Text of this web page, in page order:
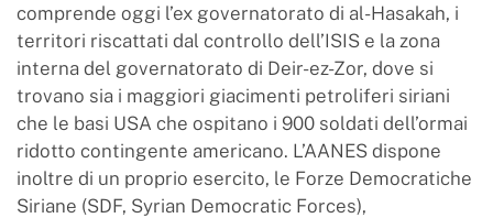
comprende oggi l’ex governatorato di al-Hasakah, i
territori riscattati dal controllo dell’ISIS e la zona
interna del governatorato di Deir-ez-Zor, dove si
trovano sia i maggiori giacimenti petroliferi siriani
che le basi USA che ospitano i 900 soldati dell’ormai
ridotto contingente americano. L’AANES dispone
inoltre di un proprio esercito, le Forze Democratiche
Siriane (SDF, Syrian Democratic Forces),